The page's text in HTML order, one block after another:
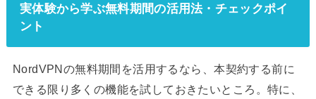
実体験から学ぶ無料期間の活用法・チェックポイ
ント
NordVPNの無料期間を活用するなら、本契約する前に
できる限り多くの機能を試しておきたいところ。特に、